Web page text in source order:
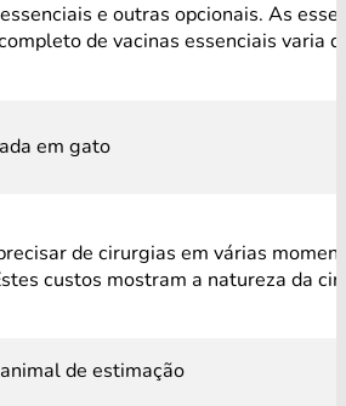
e outras opcionais. As
de vacinas essenciais varia
de cirurgias em várias
custos mostram a natureza da